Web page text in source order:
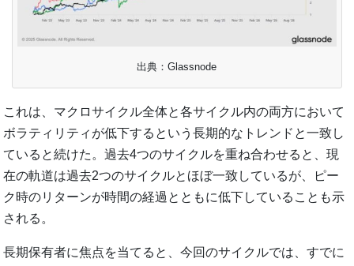
出典：Glassnode
これは、マクロサイクル全体と各サイクル内の両方において
ボラティリティが低下するという長期的なトレンドと一致し
ていると続けた。過去4つのサイクルを重ね合わせると、現
在の軌道は過去2つのサイクルとほぼ一致しているが、ピー
ク時のリターンが時間の経過とともに低下していることも示
される。
長期保有者に焦点を当てると、今回のサイクルでは、すでに